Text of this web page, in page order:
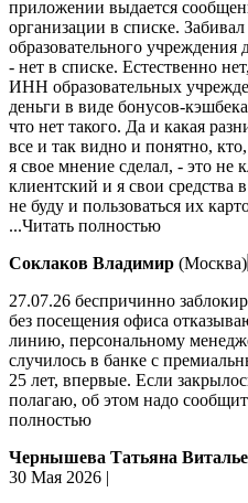
приложении выдается
организации в списке.
образовательного учреждения
- нет в списке. Естественно
ИНН образовательных
деньги в виде бонусов-
что нет такого. Да и какая
все и так видно и понятно,
я свое мнение сделал, - это не
клиентский и я свои средства
не буду и пользоваться их
...Читать полностью
Соклаков Владимир (Москва)
27.07.26 беспричинно
без посещения офиса
линию, персональному
случилось в банке с
25 лет, впервые. Если
полагаю, об этом надо
полностью
Чернышева Татьяна
30 Мая 2026 |